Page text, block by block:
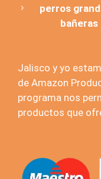
perros
bañeras
Jalisco y yo
de Amazon
programa nos
productos que